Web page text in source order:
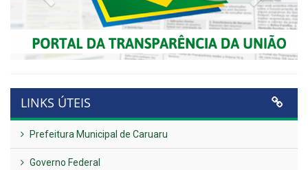
LINKS ÚTEIS
Prefeitura Municipal de Caruaru
Governo Federal